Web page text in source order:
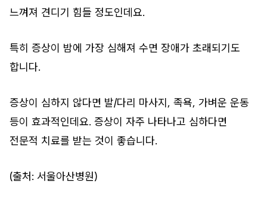
느껴져 견디기 힘들 정도인데요.
특히 증상이 밤에 가장 심해져 수면 장애가 초래되기도
합니다.
증상이 심하지 않다면 발/다리 마사지, 족욕, 가벼운 운동
등이 효과적인데요. 증상이 자주 나타나고 심하다면
전문적 치료를 받는 것이 좋습니다.
(출처: 서울아산병원)